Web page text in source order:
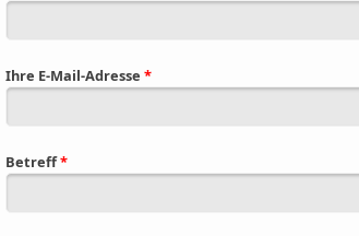
Ihre E-Mail-Adresse *
Betreff*